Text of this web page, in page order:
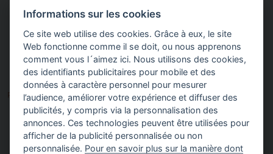
organisationnelles. Cela facilite l’émergence
d’innovations sociales à impact systémique, qui
dépassent le simple cadre du projet soutenu.
Partager sur
Informations sur les cookies
Ce site web utilise des cookies. Grâce à eux, le site
Web fonctionne comme il se doit, ou nous apprenons
comment vous l´aimez ici. Nous utilisons des cookies,
des identifiants publicitaires pour mobile et des
données à caractère personnel pour mesurer
l’audience, améliorer votre expérience et diffuser des
publicités, y compris via la personnalisation des
annonces. Ces technologies peuvent être utilisées pour
afficher de la publicité personnalisée ou non
personnalisée. Pour en savoir plus sur la manière dont